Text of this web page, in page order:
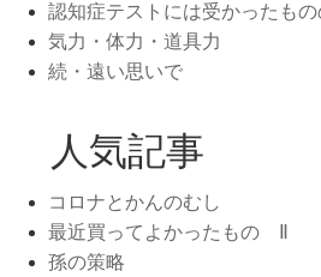
認知症テストには受かったもの
気力・体力・道具力
続・遠い思いで
人気記事
コロナとかんのむし
最近買ってよかったもの Ⅱ
孫の策略